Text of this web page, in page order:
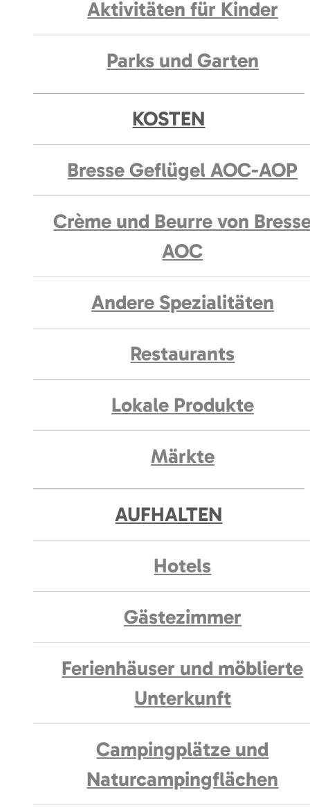
Aktivitäten für Kinder
Parks und Garten
KOSTEN
Bresse Geflügel AOC-AOP
Crème und Beurre von
AOC
Andere Spezialitäten
Restaurants
Lokale Produkte
Märkte
AUFHALTEN
Hotels
Gästezimmer
Ferienhäuser und möblierte
Unterkunft
Campingplätze und
Naturcampingflächen